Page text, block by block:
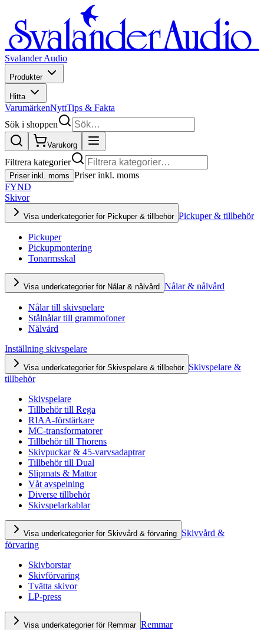
Svalander Audio
Produkter
Hitta
VarumärkenNyttTips & Fakta
Sök i shoppen
Varukorg
Filtrera kategorier
Priser inkl. moms Priser inkl. moms
FYND
Skivor
Visa underkategorier för Pickuper & tillbehör Pickuper & tillbehör
Pickuper
Pickupmontering
Tonarmsskal
Visa underkategorier för Nålar & nålvård Nålar & nålvård
Nålar till skivspelare
Stålnålar till grammofoner
Nålvård
Inställning skivspelare
Visa underkategorier för Skivspelare & tillbehör Skivspelare &
tillbehör
Skivspelare
Tillbehör till Rega
RIAA-förstärkare
MC-transformatorer
Tillbehör till Thorens
Skivpuckar & 45-varvsadaptrar
Tillbehör till Dual
Slipmats & Mattor
Våt avspelning
Diverse tillbehör
Skivspelarkablar
Visa underkategorier för Skivvård & förvaring Skivvård &
förvaring
Skivborstar
Skivförvaring
Tvätta skivor
LP-press
Visa underkategorier för Remmar Remmar